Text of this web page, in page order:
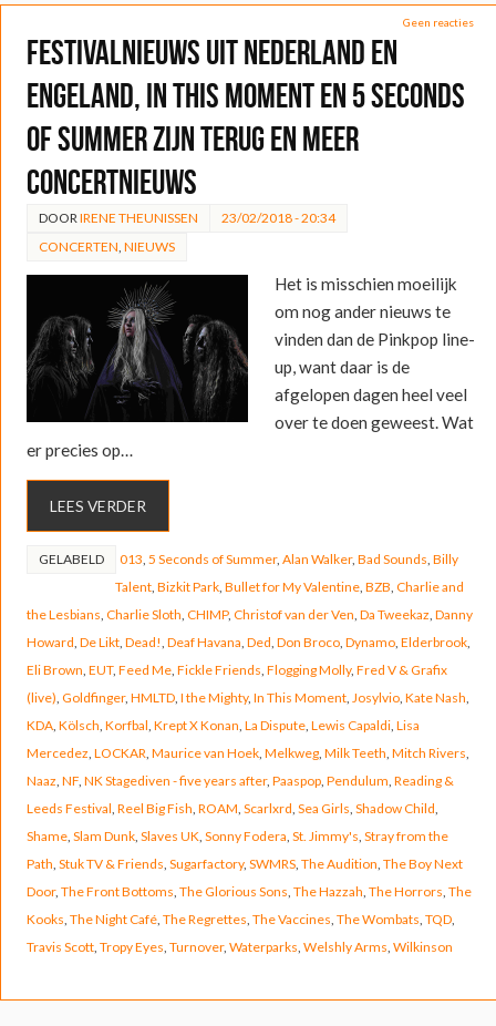
Geen reacties
Festivalnieuws uit Nederland en
Engeland, In This Moment en 5 Seconds
of Summer zijn terug en meer
concertnieuws
DOOR IRENE THEUNISSEN
23/02/2018 - 20:34
CONCERTEN NIEUWS
Het is misschien moeilijk
om nog ander nieuws te
vinden dan de Pinkpop line-
up, want daar is de
afgelopen dagen heel veel
over te doen geweest. Wat
er precies op…
LEES VERDER
GELABELD 013 5 Seconds of Summer, Alan Walker, Bad Sounds Billy
Talent, Bizkit Park, Bullet for My Valentine, BZB Charlie and
the Lesbians Charlie Sloth CHIMP, Christof van der Ven Da Tweekaz Danny
Howard De Likt, Dead! Deaf Havana Ded Don Broco, Dynamo, Elderbrook,
Eli Brown EUT, Feed Me, Fickle Friends Flogging Molly, Fred V & Grafix
(live) Goldfinger, HMLTD, I the Mighty, In This Moment, Josylvio, Kate Nash
KDA, Kölsch Korfbal Krept X Konan La Dispute, Lewis Capaldi, Lisa
Mercedez LOCKAR Maurice van Hoek, Melkweg, Milk Teeth Mitch Rivers
Naaz NF, NK Stagediven - five years after, Paaspop, Pendulum Reading &
Leeds Festival Reel Big Fish ROAM Scarlxrd Sea Girls Shadow Child
Shame, Slam Dunk, Slaves UK Sonny Fodera St. Jimmy's Stray from the
Path Stuk TV & Friends Sugarfactory, SWMRS, The Audition The Boy Next
Door, The Front Bottoms The Glorious Sons The Hazzah The Horrors The
Kooks The Night Café, The Regrettes The Vaccines The Wombats TQD,
Travis Scott, Tropy Eyes Turnover, Waterparks Welshly Arms Wilkinson